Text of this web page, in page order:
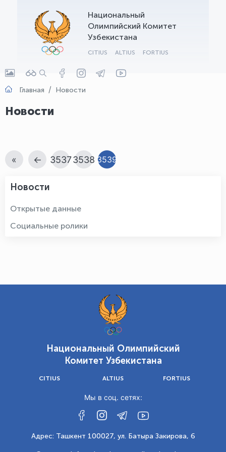
Национальный
Олимпийский Комитет
Узбекистана
CITIUS ALTIUS FORTIUS
Главная Новости
Новости
« ← 35373538 3539
Новости
Открытые данные
Социальные ролики
Национальный Олимпийский
Комитет Узбекистана
CITIUS ALTIUS FORTIUS
Мы в соц. сетях:
Адрес: Ташкент 100027, ул. Батыра Закирова, 6
OLYMPCHIK AI - yordamchi
Онлайн · olympic.uz